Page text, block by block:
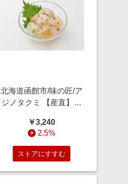
北海道函館市/味の匠/ア
ジノタクミ 【産直】ほ
越伊勢丹/公式】
￥3,240
2.5%
ストアにすすむ